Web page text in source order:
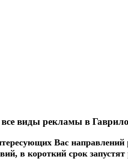
виды рекламы в
Вас
в короткий срок